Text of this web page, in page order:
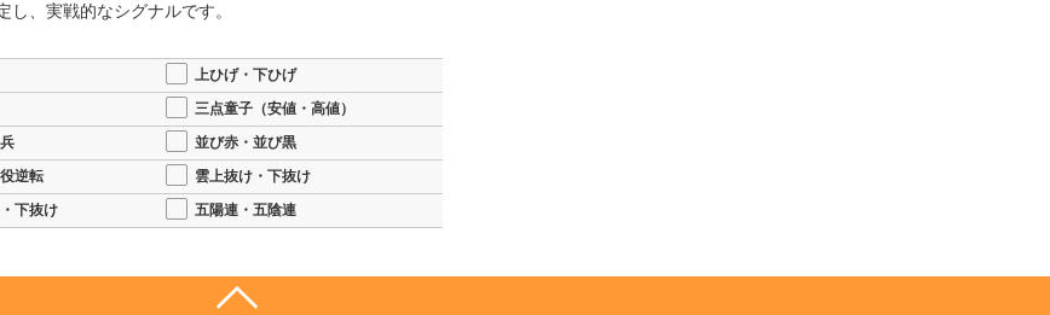
し、実戦的なシグナルです。
上ひげ・下ひげ
三点童子（安値・高値）
並び赤・並び黒
逆転
雲上抜け・下抜け
下抜け 五陽連・五陰連